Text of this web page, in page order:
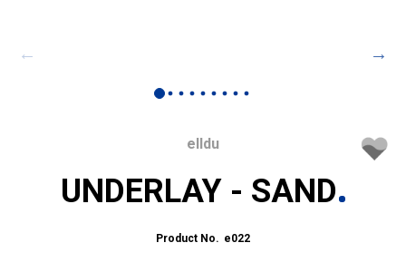
elldu
UNDERLAY - SAND
e022